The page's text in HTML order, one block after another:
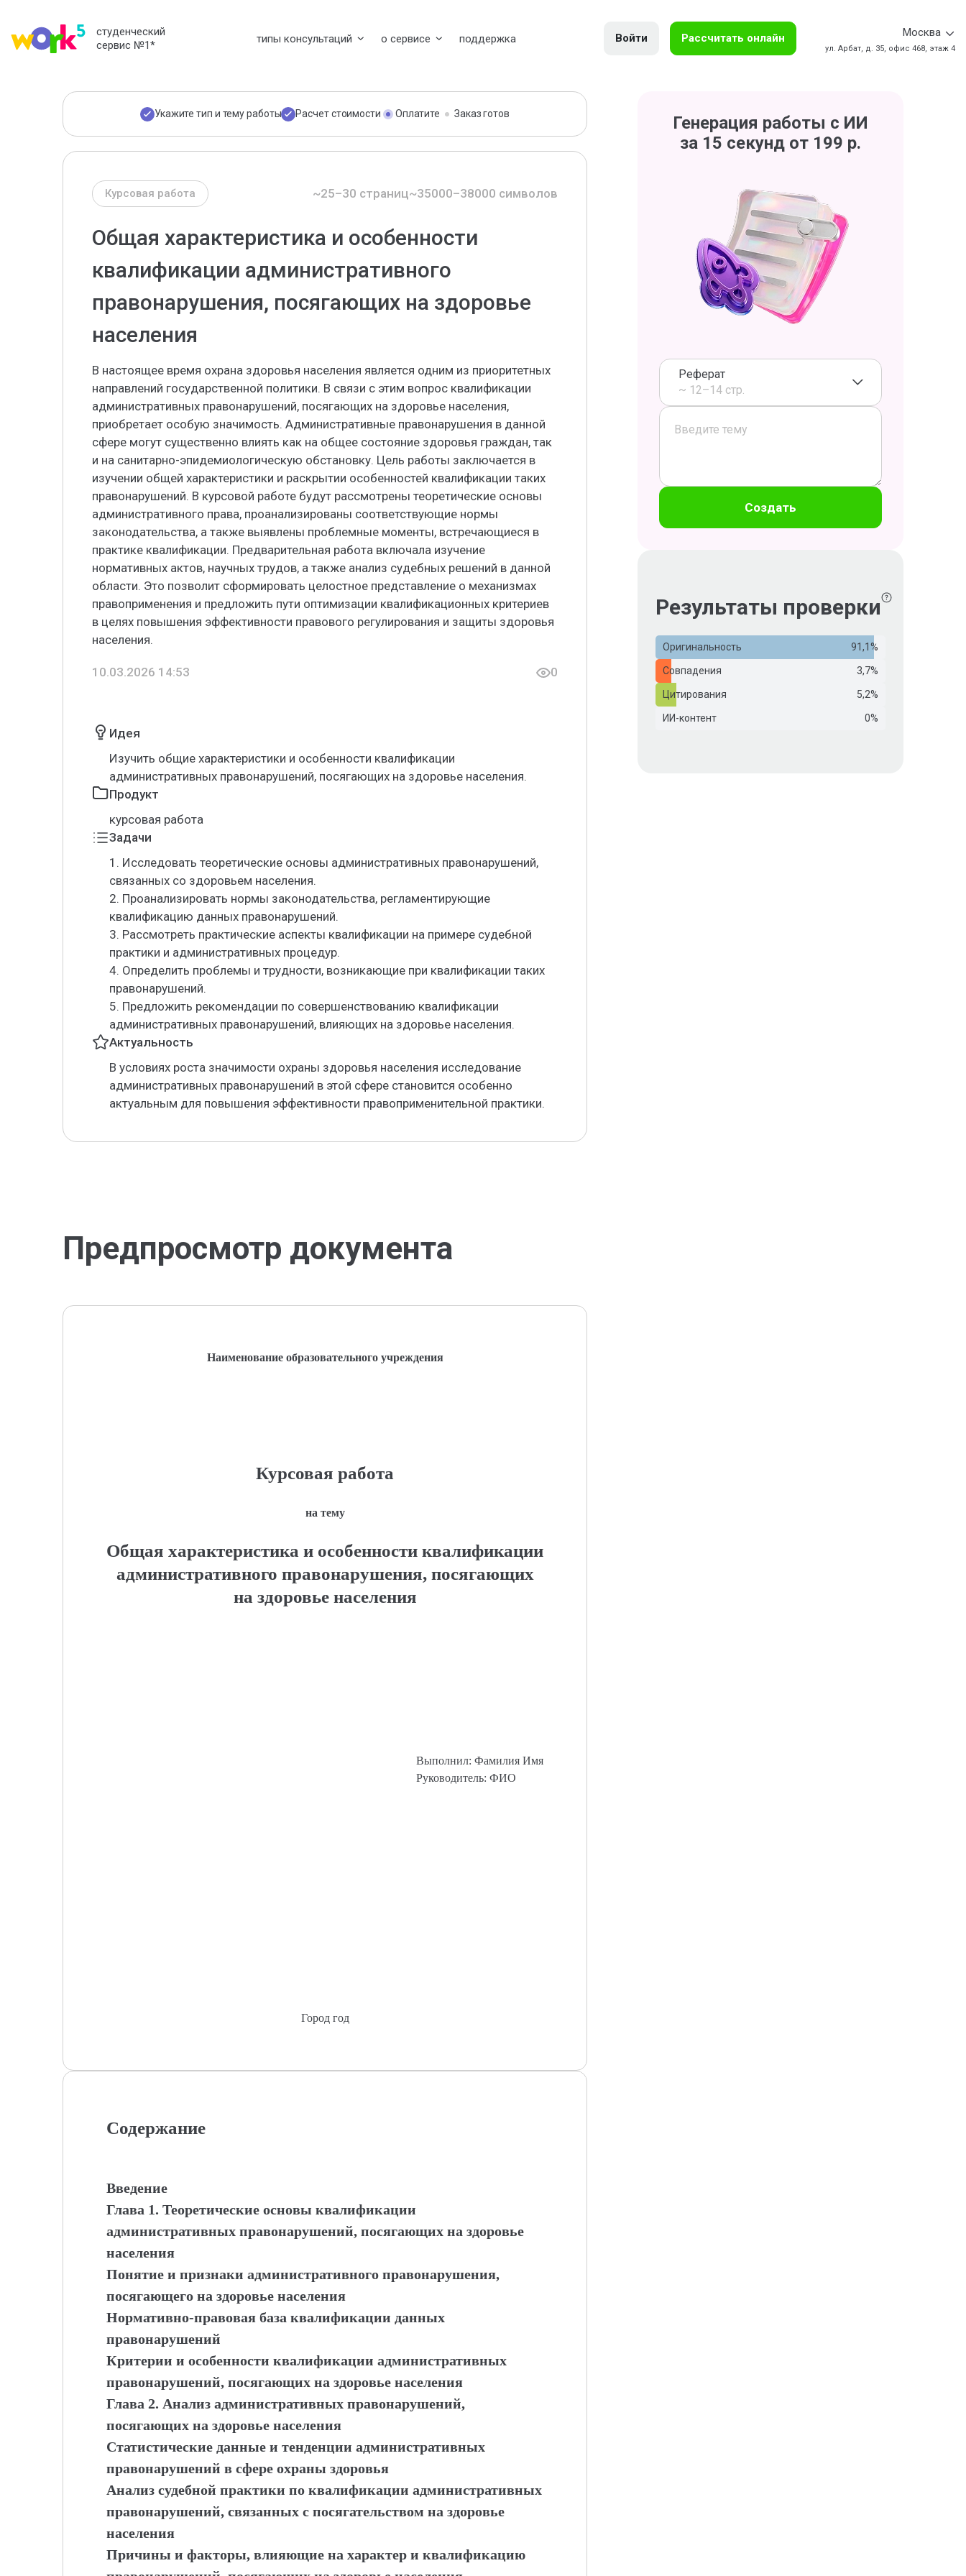
студенческий
сервис №1* типы консультаций о сервисе поддержка Войти Рассчитать онлайн Москва
ул. Арбат, д. 35, офис 468, этаж 4
Укажите тип и тему работы Расчет стоимости Оплатите Заказ готов
Курсовая работа ~25–30 страниц~35000–38000 символов
Общая характеристика и особенности
квалификации административного
правонарушения, посягающих на здоровье
населения
В настоящее время охрана здоровья населения является одним из приоритетных
направлений государственной политики. В связи с этим вопрос квалификации
административных правонарушений, посягающих на здоровье населения,
приобретает особую значимость. Административные правонарушения в данной
сфере могут существенно влиять как на общее состояние здоровья граждан, так
и на санитарно-эпидемиологическую обстановку. Цель работы заключается в
изучении общей характеристики и раскрытии особенностей квалификации таких
правонарушений. В курсовой работе будут рассмотрены теоретические основы
административного права, проанализированы соответствующие нормы
законодательства, а также выявлены проблемные моменты, встречающиеся в
практике квалификации. Предварительная работа включала изучение
нормативных актов, научных трудов, а также анализ судебных решений в данной
области. Это позволит сформировать целостное представление о механизмах
правоприменения и предложить пути оптимизации квалификационных критериев
в целях повышения эффективности правового регулирования и защиты здоровья
населения.
10.03.2026 14:53 0
Идея
Изучить общие характеристики и особенности квалификации
административных правонарушений, посягающих на здоровье населения.
Продукт
курсовая работа
Задачи
1. Исследовать теоретические основы административных правонарушений,
связанных со здоровьем населения.
2. Проанализировать нормы законодательства, регламентирующие
квалификацию данных правонарушений.
3. Рассмотреть практические аспекты квалификации на примере судебной
практики и административных процедур.
4. Определить проблемы и трудности, возникающие при квалификации таких
правонарушений.
5. Предложить рекомендации по совершенствованию квалификации
административных правонарушений, влияющих на здоровье населения.
Актуальность
В условиях роста значимости охраны здоровья населения исследование
административных правонарушений в этой сфере становится особенно
актуальным для повышения эффективности правоприменительной практики.
Предпросмотр документа
Наименование образовательного учреждения
Курсовая работа
на тему
Общая характеристика и особенности квалификации
административного правонарушения, посягающих
на здоровье населения
Выполнил: Фамилия Имя
Руководитель: ФИО
Город год
Содержание
Введение
Глава 1. Теоретические основы квалификации
административных правонарушений, посягающих на здоровье
населения
Понятие и признаки административного правонарушения,
посягающего на здоровье населения
Нормативно-правовая база квалификации данных
правонарушений
Критерии и особенности квалификации административных
правонарушений, посягающих на здоровье населения
Глава 2. Анализ административных правонарушений,
посягающих на здоровье населения
Статистические данные и тенденции административных
правонарушений в сфере охраны здоровья
Анализ судебной практики по квалификации административных
правонарушений, связанных с посягательством на здоровье
населения
Причины и факторы, влияющие на характер и квалификацию
Генерация работы с ИИ
за 15 секунд от 199 р.
Реферат
~ 12–14 стр.
Создать
Результаты проверки
Оригинальность 91,1%
Совпадения 3,7%
Цитирования 5,2%
ИИ-контент 0%